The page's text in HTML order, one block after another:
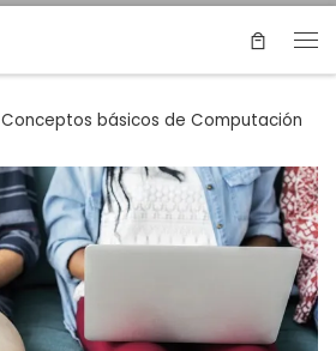
Conceptos básicos de Computación